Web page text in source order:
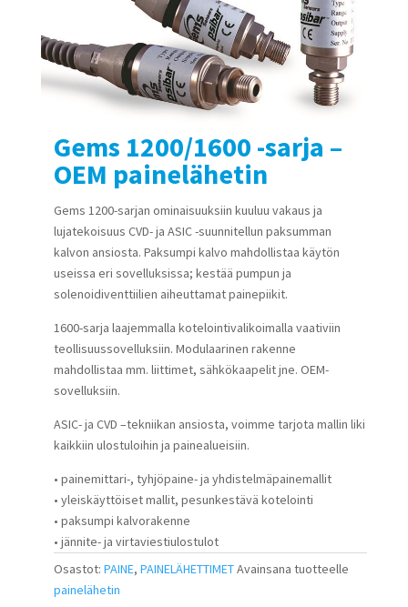
Gems 1200/1600 -sarja –
OEM painelähetin
Gems 1200-sarjan ominaisuuksiin kuuluu vakaus ja
lujatekoisuus CVD- ja ASIC -suunnitellun paksumman
kalvon ansiosta. Paksumpi kalvo mahdollistaa käytön
useissa eri sovelluksissa; kestää pumpun ja
solenoidiventtiilien aiheuttamat painepiikit.
1600-sarja laajemmalla kotelointivalikoimalla vaativiin
teollisuussovelluksiin. Modulaarinen rakenne
mahdollistaa mm. liittimet, sähkökaapelit jne. OEM-
sovelluksiin.
ASIC- ja CVD –tekniikan ansiosta, voimme tarjota mallin liki
kaikkiin ulostuloihin ja painealueisiin.
• painemittari-, tyhjöpaine- ja yhdistelmäpainemallit
• yleiskäyttöiset mallit, pesunkestävä kotelointi
• paksumpi kalvorakenne
• jännite- ja virtaviestiulostulot
Osastot: PAINE, PAINELÄHETTIMETAvainsana tuotteelle
painelähetin